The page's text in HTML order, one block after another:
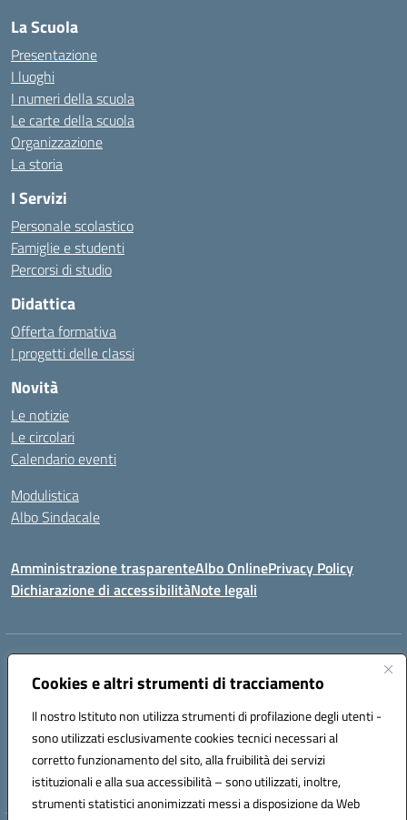
Cookies e altri strumenti di tracciamento
Il nostro Istituto non utilizza strumenti di profilazione degli utenti -
sono utilizzati esclusivamente cookies tecnici necessari al
corretto funzionamento del sito, alla fruibilità dei servizi
istituzionali e alla sua accessibilità – sono utilizzati, inoltre,
strumenti statistici anonimizzati messi a disposizione da Web
La Scuola
Presentazione
I luoghi
I numeri della scuola
Le carte della scuola
Organizzazione
La storia
I Servizi
Personale scolastico
Famiglie e studenti
Percorsi di studio
Didattica
Offerta formativa
I progetti delle classi
Novità
Le notizie
Le circolari
Calendario eventi
Modulistica
Albo Sindacale
Amministrazione trasparenteAlbo OnlinePrivacy Policy
Dichiarazione di accessibilitàNote legali
Indirizzo:
Centralino:0994722507 Email:TAIC873006@istruzione.it
Codice fiscale: 90279480736
Codice meccanografico:
TAIC873006
Codice unico di fatturazione (CUF): 488XBQ